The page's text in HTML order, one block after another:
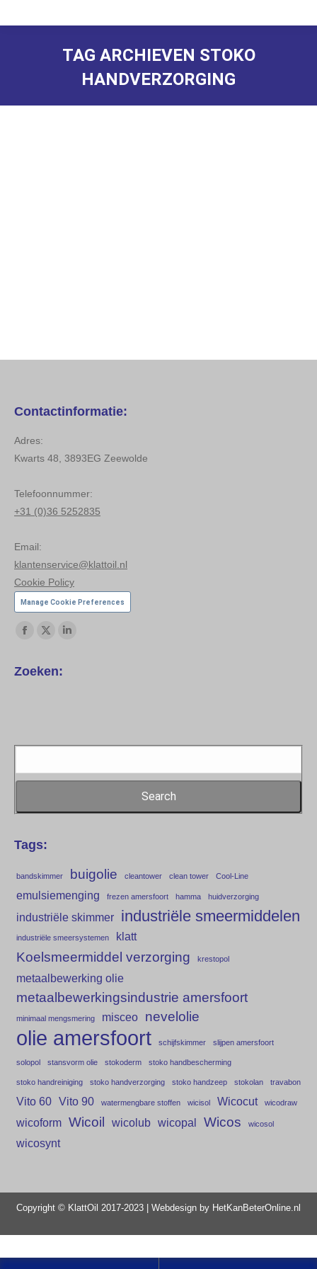
TAG ARCHIEVEN STOKO
HANDVERZORGING
Contactinformatie:
Adres:
Kwarts 48, 3893EG Zeewolde
Telefoonnummer:
+31 (0)36 5252835
Email:
klantenservice@klattoil.nl
Cookie Policy
Manage Cookie Preferences
Vind ons op:
Facebook
opens
X
opens
Zoeken:
for:
Tags:
bandskimmer buigolie cleantower clean tower Cool-Line
emulsiemenging frezen amersfoort hamma huidverzorging
industriële skimmer industriële smeermiddelen
industriële smeersystemen klatt
Koelsmeermiddel verzorging krestopol
metaalbewerking olie
metaalbewerkingsindustrie amersfoort
minimaal mengsmering misceo nevelolie
olie amersfoort schijfskimmer slijpen amersfoort
solopol stansvorm olie stokoderm stoko handbescherming
stoko handreiniging stoko handverzorging stoko handzeep stokolan travabon
Vito 60 Vito 90 watermengbare stoffen wicisol Wicocut wicodraw
wicoform Wicoil wicolub wicopal Wicos wicosol
wicosynt
Copyright © KlattOil 2017-2023 | Webdesign by HetKanBeterOnline.nl